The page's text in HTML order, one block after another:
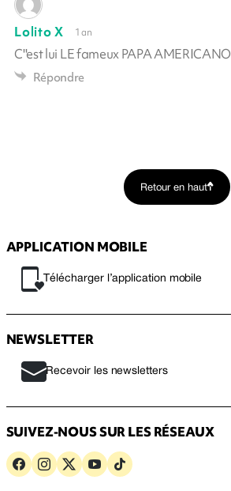
Lolito X 1 an
C''est lui LE fameux PAPA AMERICANO
Répondre
Retour en haut
APPLICATION MOBILE
Télécharger l’application mobile
NEWSLETTER
Recevoir les newsletters
SUIVEZ-NOUS SUR LES RÉSEAUX